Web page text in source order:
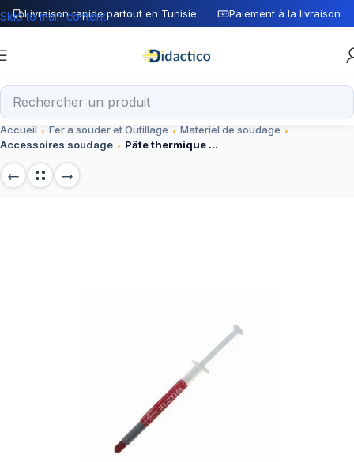
Livraison rapide partout en Tunisie Paiement à la livraison
Skip to main content
Accueil Fer a souder et Outillage
Materiel de soudage
Accessoires soudage
Pâte thermique HT-GY260 – Accessoire pour dissipation thermique composants